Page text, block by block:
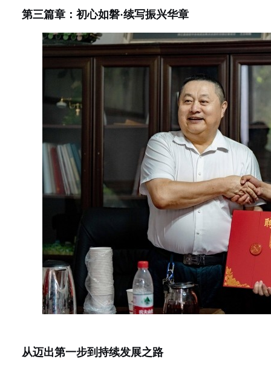
第三篇章：初心如磐·续写振兴华章
从迈出第一步到持续发展之路